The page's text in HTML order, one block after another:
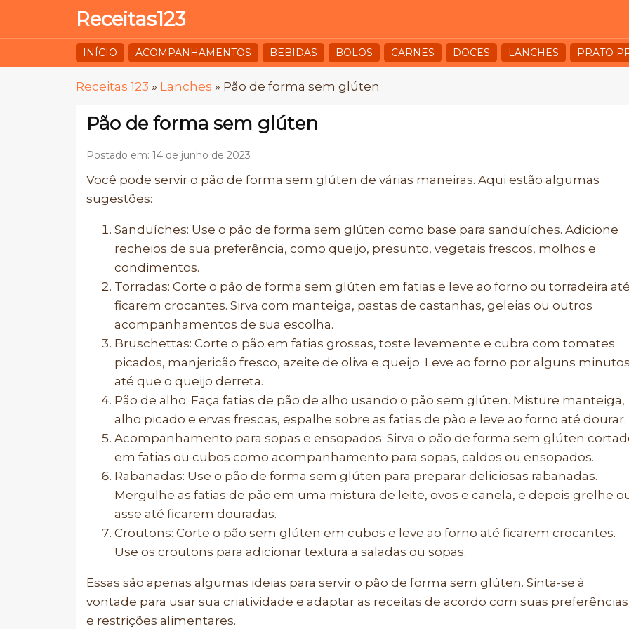
Receitas123
INÍCIO ACOMPANHAMENTOS BEBIDAS BOLOS CARNES DOCES LANCHES PRATO
Receitas 123 » Lanches » Pão de forma sem glúten
Pão de forma sem glúten
Postado em: 14 de junho de 2023
Você pode servir o pão de forma sem glúten de várias maneiras. Aqui estão algumas
sugestões:
Sanduíches: Use o pão de forma sem glúten como base para sanduíches. Adicione
recheios de sua preferência, como queijo, presunto, vegetais frescos, molhos e
condimentos.
Torradas: Corte o pão de forma sem glúten em fatias e leve ao forno ou torradeira até
ficarem crocantes. Sirva com manteiga, pastas de castanhas, geleias ou outros
acompanhamentos de sua escolha.
Bruschettas: Corte o pão em fatias grossas, toste levemente e cubra com tomates
picados, manjericão fresco, azeite de oliva e queijo. Leve ao forno por alguns minutos
até que o queijo derreta.
Pão de alho: Faça fatias de pão de alho usando o pão sem glúten. Misture manteiga,
alho picado e ervas frescas, espalhe sobre as fatias de pão e leve ao forno até dourar.
Acompanhamento para sopas e ensopados: Sirva o pão de forma sem glúten
em fatias ou cubos como acompanhamento para sopas, caldos ou ensopados.
Rabanadas: Use o pão de forma sem glúten para preparar deliciosas rabanadas.
Mergulhe as fatias de pão em uma mistura de leite, ovos e canela, e depois grelhe
asse até ficarem douradas.
Croutons: Corte o pão sem glúten em cubos e leve ao forno até ficarem crocantes.
Use os croutons para adicionar textura a saladas ou sopas.
Essas são apenas algumas ideias para servir o pão de forma sem glúten. Sinta-se à
vontade para usar sua criatividade e adaptar as receitas de acordo com suas preferências
e restrições alimentares.